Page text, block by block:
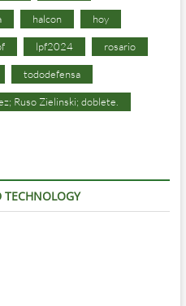
halcon hoy
lpf2024 rosario
tododefensa
Ruso Zielinski; doblete.
TECHNOLOGY